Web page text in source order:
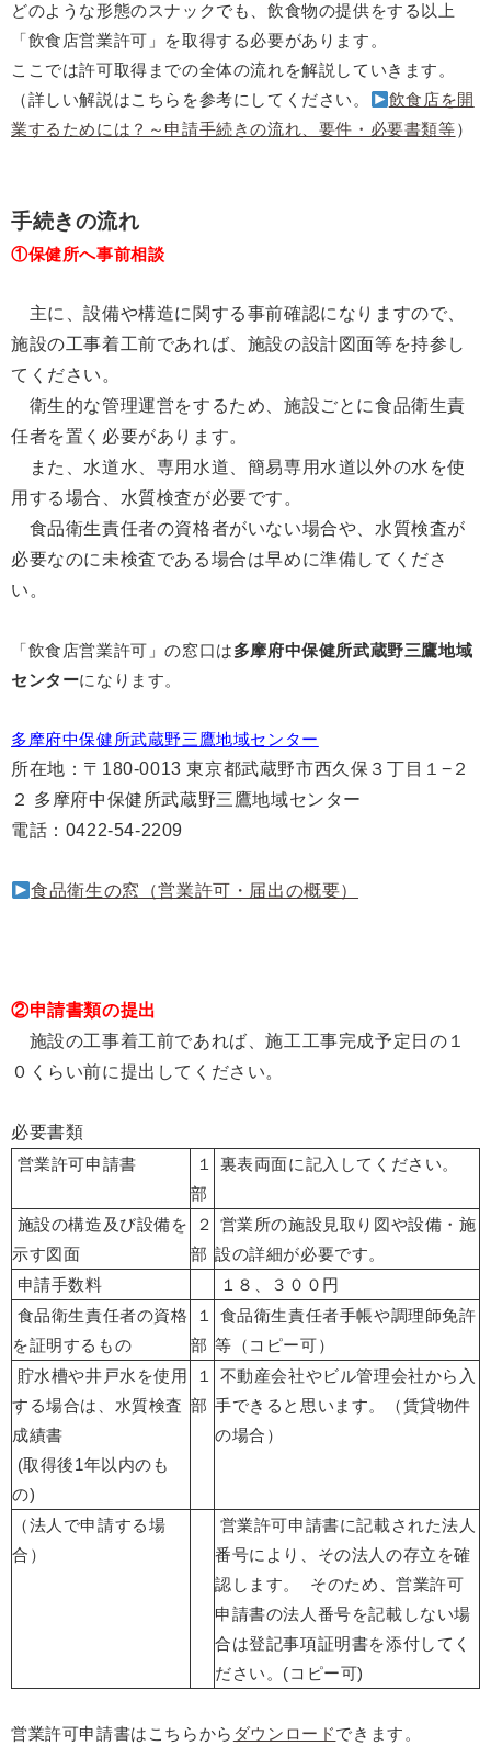
どのような形態のスナックでも、飲食物の提供をする以上
「飲食店営業許可」を取得する必要があります。
ここでは許可取得までの全体の流れを解説していきます。
（詳しい解説はこちらを参考にしてください。
飲食店を開
業するためには？～申請手続きの流れ、要件・必要書類等）
手続きの流れ
①保健所へ事前相談
主に、設備や構造に関する事前確認になりますので、
施設の工事着工前であれば、施設の設計図面等を持参し
てください。
衛生的な管理運営をするため、施設ごとに食品衛生責
任者を置く必要があります。
また、 水道水、専用水道、簡易専用水道以外の水を使
用する場合、水質検査が必要です。
食品衛生責任者の資格者がいない場合や、水質検査が
必要なのに未検査である場合は早めに準備してくださ
い。
「飲食店営業許可」の窓口は多摩府中保健所武蔵野三鷹地域
センターに なります。
多摩府中保健所武蔵野三鷹地域センター
所在地 ： 〒180-0013 東京都武蔵野市西久保３丁目１−２
２ 多摩府中保健所武蔵野三鷹地域センター
電話 ： 0422-54-2209
食品衛生の窓（営業許可・届出の概要）
②申請書類の提出
施設の工事着工前であれば、施工工事完成予定日の１
０くらい前に提出してください。
必要書類
営業許可申請書
１
部
裏表両面に記入してください。
施設の構造及び設備を
示す図面
２
部
営業所の施設見取り図や設備・施
設の詳細が必要です。
申請手数料
１８、３００円
食品衛生責任者の資格
を証明するもの
１
部
食品衛生責任者手帳や調理師免許
等 （コピー可）
貯水槽や井戸水を使用
する場合は、水質検査
成績書
(取得後1年以内のも
の)
１
部
不動産会社やビル管理会社から入
手できると思います。（賃貸物件
の場合）
（法人で申請する場
合）
営業許可申請書に記載された法人
番号により、その法人の存立を確
認します。 そのため、営業許可
申請書の法人番号を記載しない場
合は登記事項証明書を添付してく
ださい。(コピー可)
営業許可申請書はこちらから ダウンロードできます。